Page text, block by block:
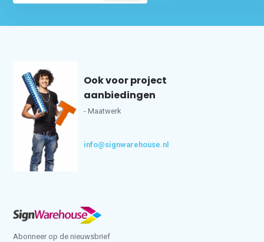
Ook voor project
aanbiedingen
- Maatwerk
info@signwarehouse.nl
Abonneer op de nieuwsbrief